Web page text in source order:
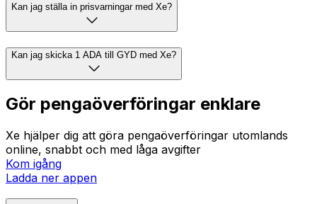
Kan jag ställa in prisvarningar med Xe?
Kan jag skicka 1 ADA till GYD med Xe?
Gör pengaöverföringar enklare
Xe hjälper dig att göra pengaöverföringar utomlands
online, snabbt och med låga avgifter
Kom igång
Ladda ner appen